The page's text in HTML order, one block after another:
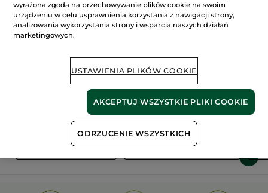
roślinne
pól organicznych
Pokaż więcej
OLD PRODUCT LINE LES DEODORANTS NAT.
wyrażona zgoda na przechowywanie plików cookie na swoim
urządzeniu w celu usprawnienia korzystania z nawigacji strony,
analizowania wykorzystania strony i wsparcia naszych działań
marketingowych.
USTAWIENIA PLIKÓW COOKIE
ODRZUCENIE WSZYSTKICH
AKCEPTUJ WSZYSTKIE PLIKI COOKIE